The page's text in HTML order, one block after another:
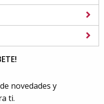
novedades y
ti.